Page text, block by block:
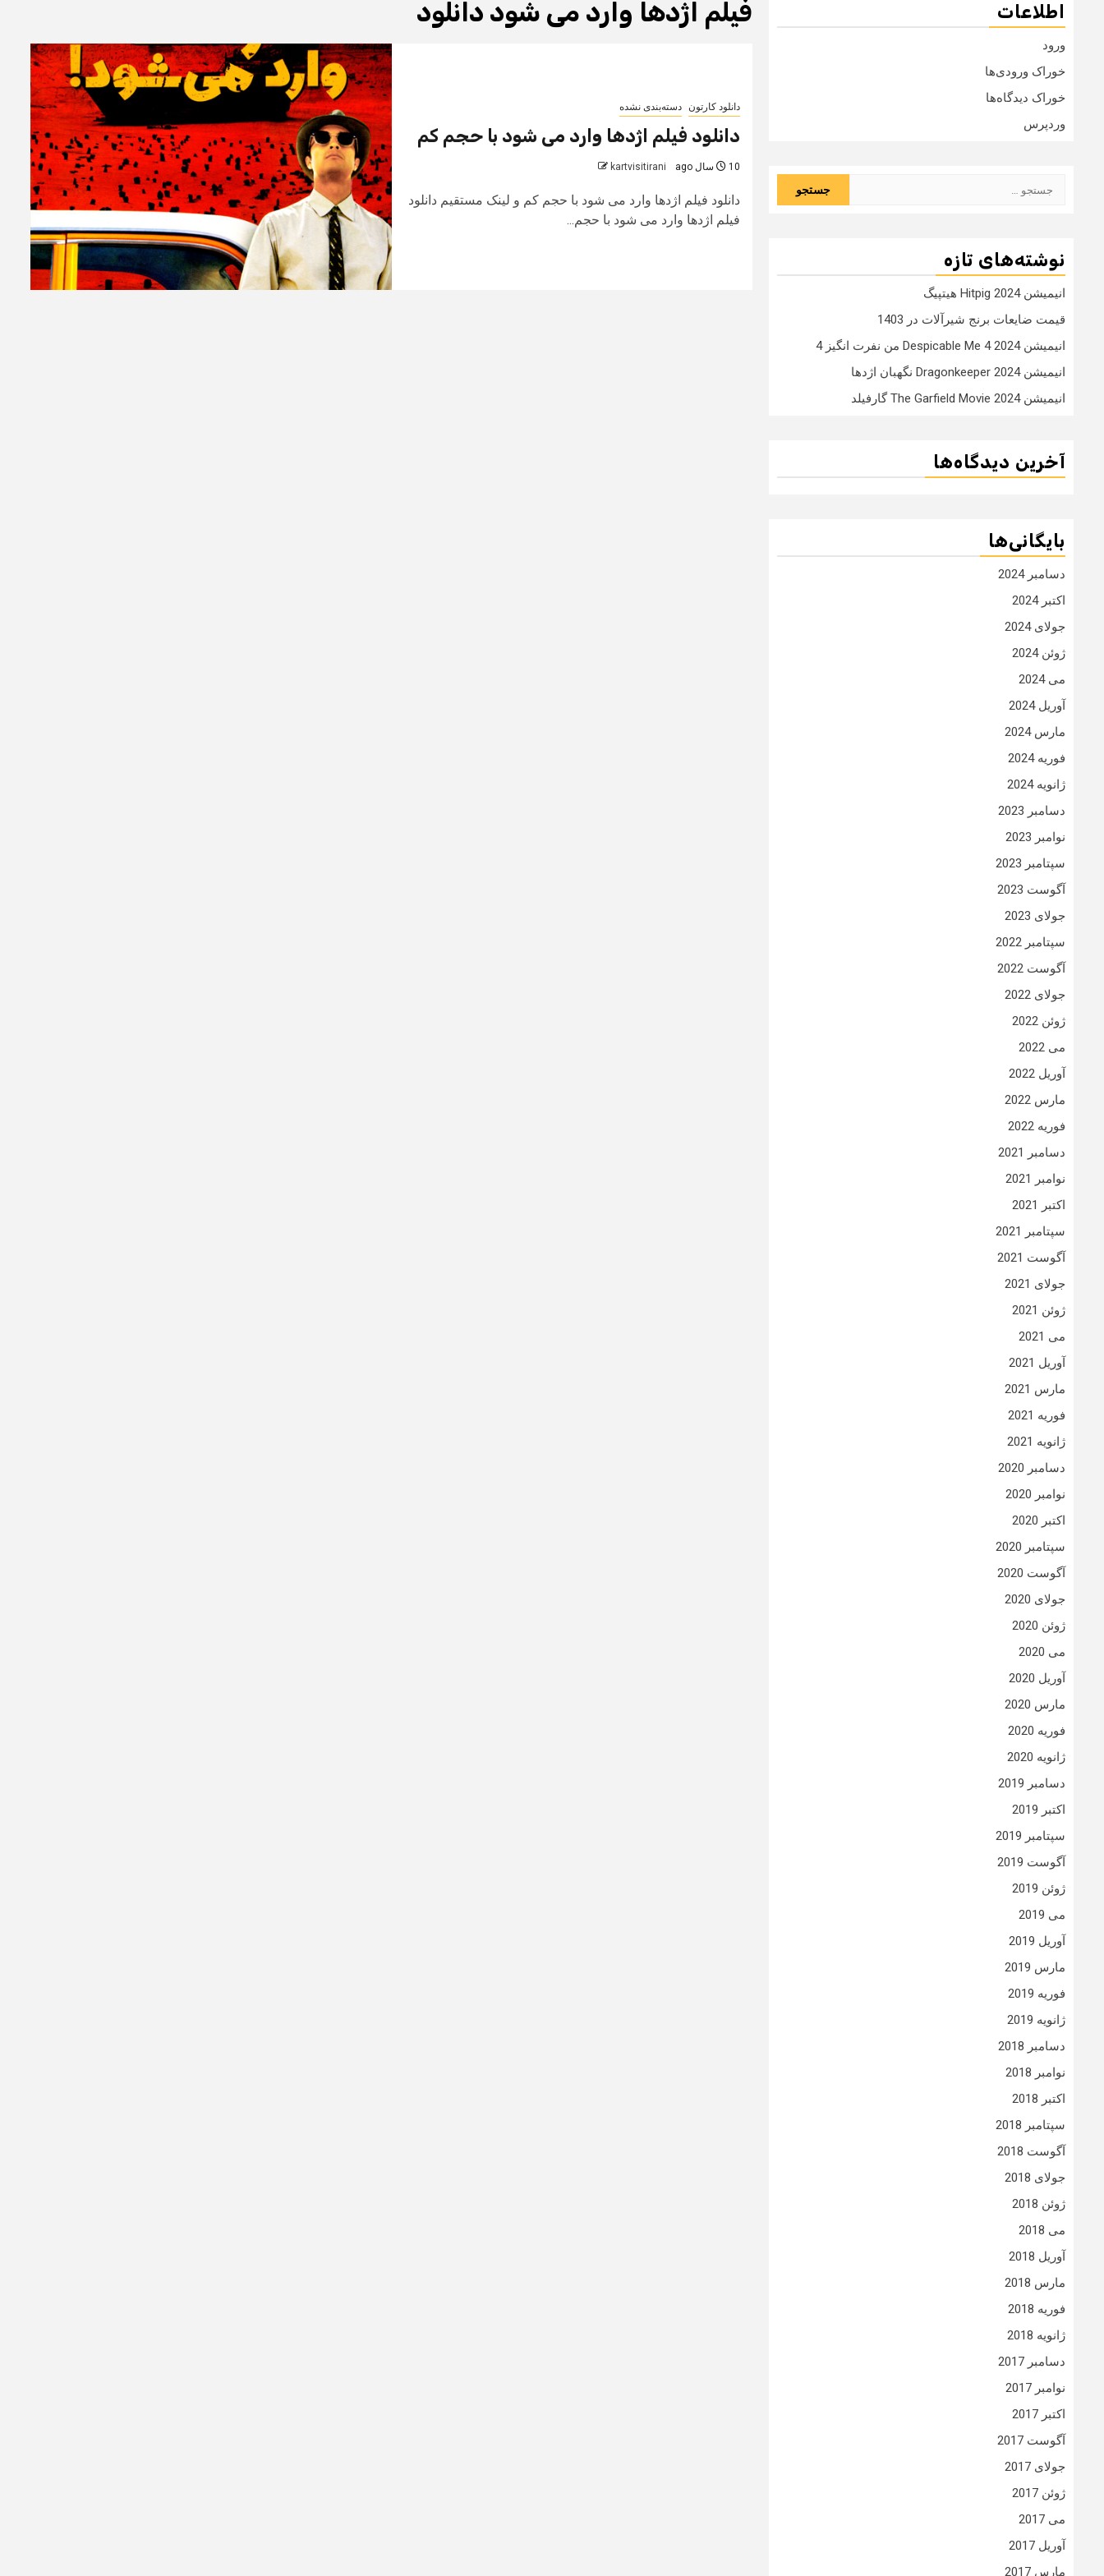
فیلم اژدها وارد می شود دانلود
دانلود کارتون دسته‌بندی نشده
دانلود فیلم اژدها وارد می شود با حجم کم
10 سال ago kartvisitirani
دانلود فیلم اژدها وارد می شود با حجم کم و لینک مستقیم دانلود
فیلم اژدها وارد می شود با حجم...
اطلاعات
ورود
خوراک ورودی‌ها
خوراک دیدگاه‌ها
وردپرس
نوشته‌های تازه
انیمیشن Hitpig 2024 هیتپیگ
قیمت ضایعات برنج شیرآلات در 1403
انیمیشن Despicable Me 4 2024 من نفرت انگیز 4
انیمیشن Dragonkeeper 2024 نگهبان اژدها
انیمیشن The Garfield Movie 2024 گارفیلد
آخرین دیدگاه‌ها
بایگانی‌ها
دسامبر 2024
اکتبر 2024
جولای 2024
ژوئن 2024
می 2024
آوریل 2024
مارس 2024
فوریه 2024
ژانویه 2024
دسامبر 2023
نوامبر 2023
سپتامبر 2023
آگوست 2023
جولای 2023
سپتامبر 2022
آگوست 2022
جولای 2022
ژوئن 2022
می 2022
آوریل 2022
مارس 2022
فوریه 2022
دسامبر 2021
نوامبر 2021
اکتبر 2021
سپتامبر 2021
آگوست 2021
جولای 2021
ژوئن 2021
می 2021
آوریل 2021
مارس 2021
فوریه 2021
ژانویه 2021
دسامبر 2020
نوامبر 2020
اکتبر 2020
سپتامبر 2020
آگوست 2020
جولای 2020
ژوئن 2020
می 2020
آوریل 2020
مارس 2020
فوریه 2020
ژانویه 2020
دسامبر 2019
اکتبر 2019
سپتامبر 2019
آگوست 2019
ژوئن 2019
می 2019
آوریل 2019
مارس 2019
فوریه 2019
ژانویه 2019
دسامبر 2018
نوامبر 2018
اکتبر 2018
سپتامبر 2018
آگوست 2018
جولای 2018
ژوئن 2018
می 2018
آوریل 2018
مارس 2018
فوریه 2018
ژانویه 2018
دسامبر 2017
نوامبر 2017
اکتبر 2017
آگوست 2017
جولای 2017
ژوئن 2017
می 2017
آوریل 2017
مارس 2017